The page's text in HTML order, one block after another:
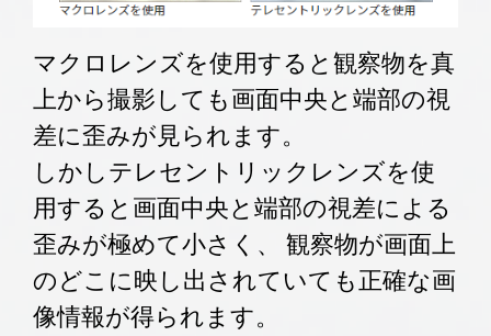
マクロレンズを使用すると観察物を真
上から撮影しても画面中央と端部の視
差に歪みが見られます。
しかしテレセントリックレンズを使
用すると画面中央と端部の視差による
歪みが極めて小さく、 観察物が画面上
のどこに映し出されていても正確な画
像情報が得られます。